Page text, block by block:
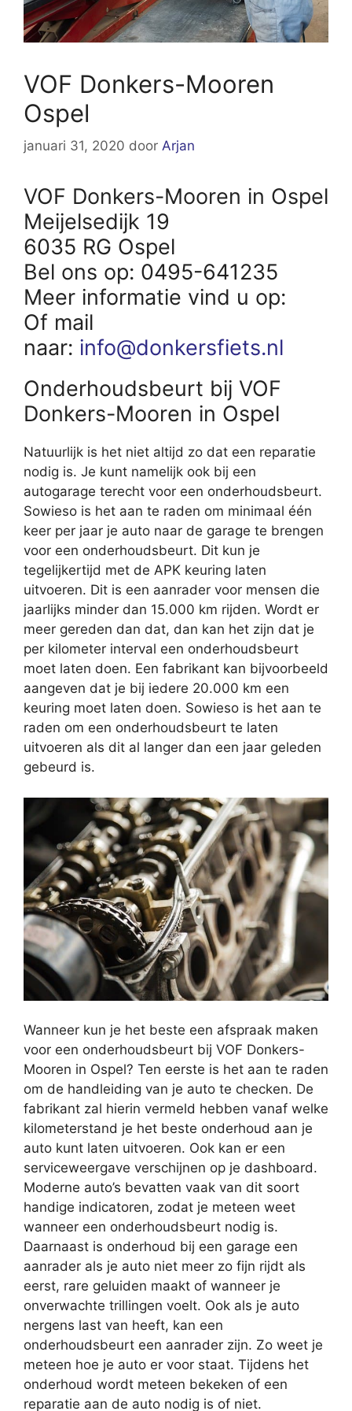
VOF Donkers-Mooren
Ospel
januari 31, 2020 door Arjan
VOF Donkers-Mooren in Ospel
Meijelsedijk 19
6035 RG Ospel
Bel ons op: 0495-641235
Meer informatie vind u op:
Of mail
naar: info@donkersfiets.nl
Onderhoudsbeurt bij VOF
Donkers-Mooren in Ospel
Natuurlijk is het niet altijd zo dat een reparatie
nodig is. Je kunt namelijk ook bij een
autogarage terecht voor een onderhoudsbeurt.
Sowieso is het aan te raden om minimaal één
keer per jaar je auto naar de garage te brengen
voor een onderhoudsbeurt. Dit kun je
tegelijkertijd met de APK keuring laten
uitvoeren. Dit is een aanrader voor mensen die
jaarlijks minder dan 15.000 km rijden. Wordt er
meer gereden dan dat, dan kan het zijn dat je
per kilometer interval een onderhoudsbeurt
moet laten doen. Een fabrikant kan bijvoorbeeld
aangeven dat je bij iedere 20.000 km een
keuring moet laten doen. Sowieso is het aan te
raden om een onderhoudsbeurt te laten
uitvoeren als dit al langer dan een jaar geleden
gebeurd is.
Wanneer kun je het beste een afspraak maken
voor een onderhoudsbeurt bij VOF Donkers-
Mooren in Ospel? Ten eerste is het aan te raden
om de handleiding van je auto te checken. De
fabrikant zal hierin vermeld hebben vanaf welke
kilometerstand je het beste onderhoud aan je
auto kunt laten uitvoeren. Ook kan er een
serviceweergave verschijnen op je dashboard.
Moderne auto’s bevatten vaak van dit soort
handige indicatoren, zodat je meteen weet
wanneer een onderhoudsbeurt nodig is.
Daarnaast is onderhoud bij een garage een
aanrader als je auto niet meer zo fijn rijdt als
eerst, rare geluiden maakt of wanneer je
onverwachte trillingen voelt. Ook als je auto
nergens last van heeft, kan een
onderhoudsbeurt een aanrader zijn. Zo weet je
meteen hoe je auto er voor staat. Tijdens het
onderhoud wordt meteen bekeken of een
reparatie aan de auto nodig is of niet.